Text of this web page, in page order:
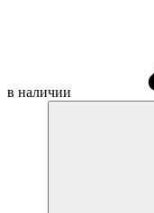
в наличии